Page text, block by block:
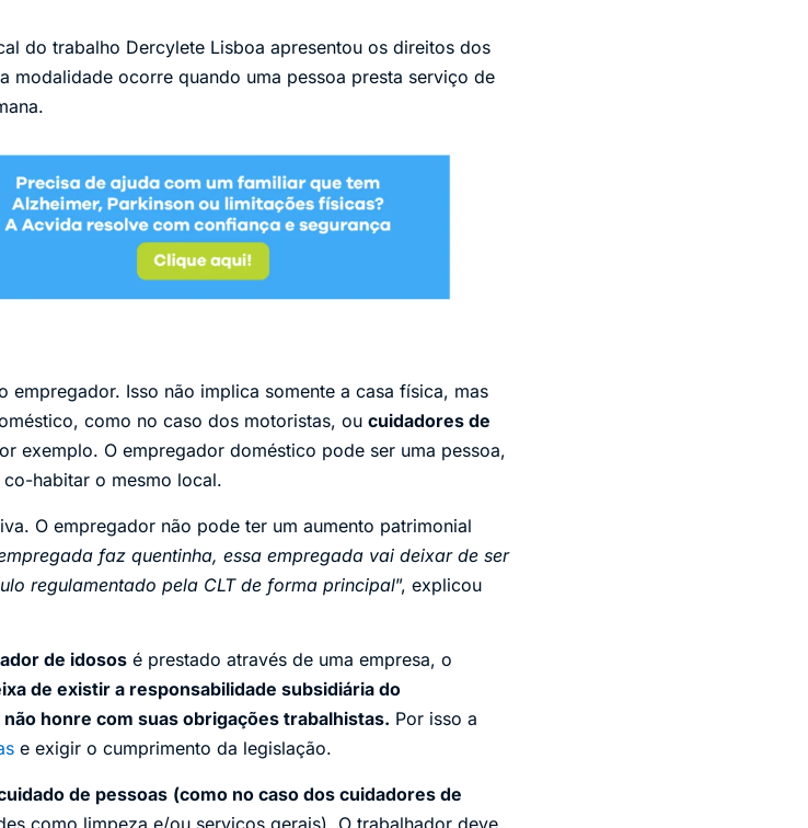
do trabalho Dercylete Lisboa apresentou os direitos dos
modalidade ocorre quando uma pessoa presta serviço de
empregador. Isso não implica somente a casa física, mas
como no caso dos motoristas, ou cuidadores de
exemplo. O empregador doméstico pode ser uma pessoa,
habitar o mesmo local.
O empregador não pode ter um aumento patrimonial
faz quentinha, essa empregada vai deixar de ser
regulamentado pela CLT de forma principal”, explicou
de idosos é prestado através de uma empresa, o
de existir a responsabilidade subsidiária do
honre com suas obrigações trabalhistas. Por isso a
e exigir o cumprimento da legislação.
de pessoas (como no caso dos cuidadores de
como limpeza e/ou serviços gerais). O trabalhador deve